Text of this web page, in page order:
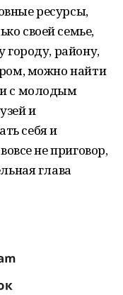
ресурсы,
своей семье,
городу, району,
можно найти
и с молодым
и
себя и
не приговор,
глава